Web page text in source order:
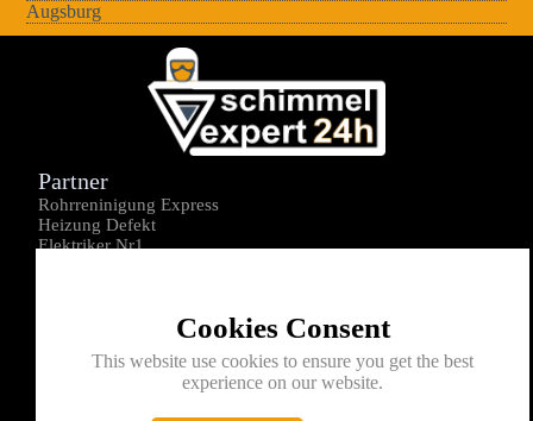
Augsburg
Cookies Consent
This website use cookies to ensure you get the best
experience on our website.
Partner
Rohrreninigung Express
Heizung Defekt
Elektriker Nr1
Kontakt